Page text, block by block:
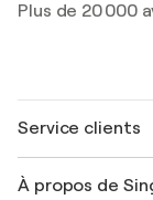
Plus de 20 000
Service clients
Expédition
À propos de